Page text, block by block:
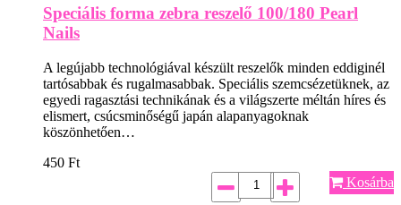
Speciális forma zebra reszelő 100/180 Pearl
Nails
A legújabb technológiával készült reszelők minden eddiginél
tartósabbak és rugalmasabbak. Speciális szemcsézetüknek, az
egyedi ragasztási technikának és a világszerte méltán híres és
elismert, csúcsminőségű japán alapanyagoknak
köszönhetően…
450 Ft
Kosárba